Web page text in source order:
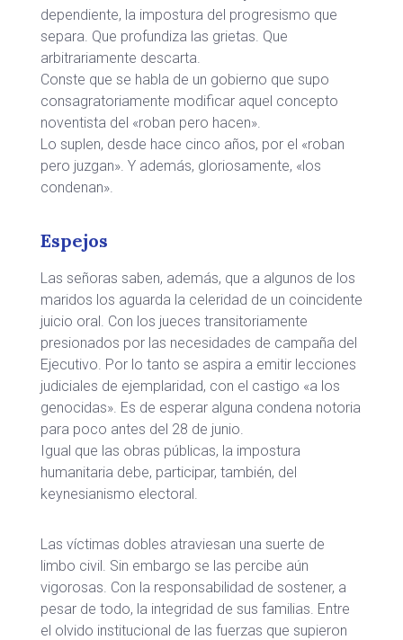
dependiente, la impostura del progresismo que
separa. Que profundiza las grietas. Que
arbitrariamente descarta.
Conste que se habla de un gobierno que supo
consagratoriamente modificar aquel concepto
noventista del «roban pero hacen».
Lo suplen, desde hace cinco años, por el «roban
pero juzgan». Y además, gloriosamente, «los
condenan».
Espejos
Las señoras saben, además, que a algunos de los
maridos los aguarda la celeridad de un coincidente
juicio oral. Con los jueces transitoriamente
presionados por las necesidades de campaña del
Ejecutivo. Por lo tanto se aspira a emitir lecciones
judiciales de ejemplaridad, con el castigo «a los
genocidas». Es de esperar alguna condena notoria
para poco antes del 28 de junio.
Igual que las obras públicas, la impostura
humanitaria debe, participar, también, del
keynesianismo electoral.
Las víctimas dobles atraviesan una suerte de
limbo civil. Sin embargo se las percibe aún
vigorosas. Con la responsabilidad de sostener, a
pesar de todo, la integridad de sus familias. Entre
el olvido institucional de las fuerzas que supieron